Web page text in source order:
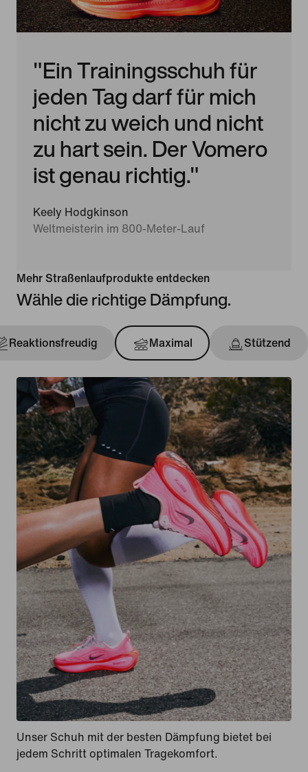
"Ein Trainingsschuh für
jeden Tag darf für mich
nicht zu weich und nicht
zu hart sein. Der Vomero
ist genau richtig."
Keely Hodgkinson
Weltmeisterin im 800-Meter-Lauf
Mehr Straßenlaufprodukte entdecken
Wähle die richtige Dämpfung.
Reaktionsfreudig Maximal Stützend
Unser Schuh mit der besten Dämpfung bietet bei
jedem Schritt optimalen Tragekomfort.